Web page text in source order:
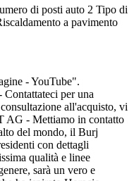
di posti auto 2 Tipo di
a pavimento
- YouTube".
per una
all'acquisto, vi
AG - Mettiamo in contatto
del mondo, il Burj
con dettagli
qualità e linee
sarà un vero e